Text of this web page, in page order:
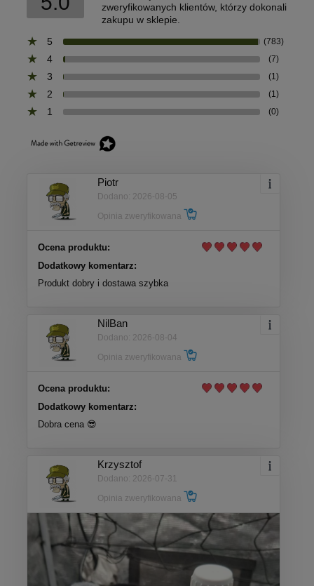
zweryfikowanych klientów, którzy dokonali
zakupu w sklepie.
5
(783)
4 (7)
3 (1)
2 (1)
1 (0)
Piotr
Dodano: 2026-08-05
Opinia zweryfikowana
Ocena produktu:
Dodatkowy komentarz:
Produkt dobry i dostawa szybka
NilBan
Dodano: 2026-08-04
Opinia zweryfikowana
Ocena produktu:
Dodatkowy komentarz:
Dobra cena 😎
Krzysztof
Dodano: 2026-07-31
Opinia zweryfikowana